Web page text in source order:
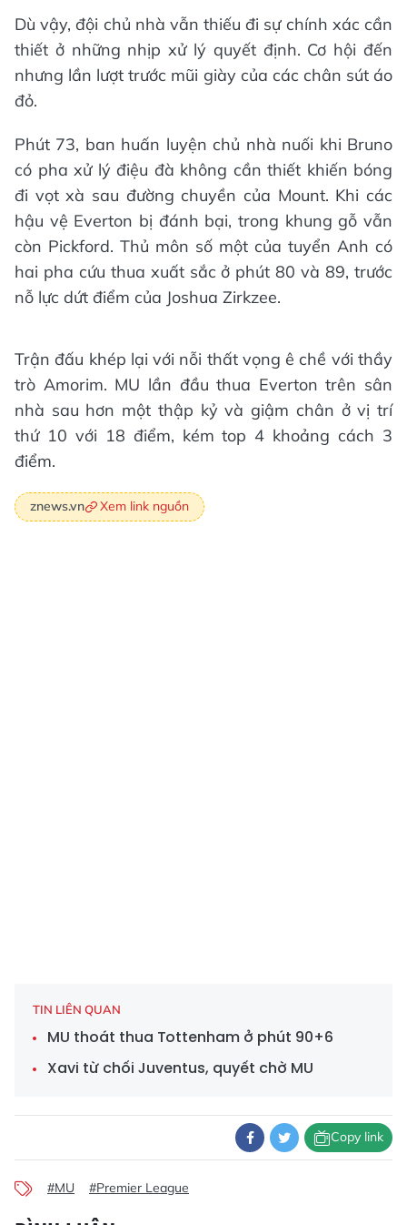
Dù vậy, đội chủ nhà vẫn thiếu đi sự chính xác cần
thiết ở những nhịp xử lý quyết định. Cơ hội đến
nhưng lần lượt trước mũi giày của các chân sút áo
đỏ.
Phút 73, ban huấn luyện chủ nhà nuối khi Bruno
có pha xử lý điệu đà không cần thiết khiến bóng
đi vọt xà sau đường chuyền của Mount. Khi các
hậu vệ Everton bị đánh bại, trong khung gỗ vẫn
còn Pickford. Thủ môn số một của tuyển Anh có
hai pha cứu thua xuất sắc ở phút 80 và 89, trước
nỗ lực dứt điểm của Joshua Zirkzee.
Trận đấu khép lại với nỗi thất vọng ê chề với thầy
trò Amorim. MU lần đầu thua Everton trên sân
nhà sau hơn một thập kỷ và giậm chân ở vị trí
thứ 10 với 18 điểm, kém top 4 khoảng cách 3
điểm.
znews.vn Xem link nguồn
TIN LIÊN QUAN
MU thoát thua Tottenham ở phút 90+6
Xavi từ chối Juventus, quyết chờ MU
Copy link
#MU #Premier League